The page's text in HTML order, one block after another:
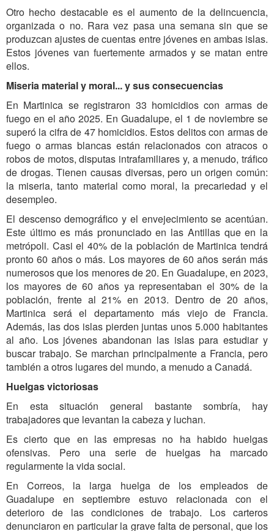
Otro hecho destacable es el aumento de la delincuencia,
organizada o no. Rara vez pasa una semana sin que se
produzcan ajustes de cuentas entre jóvenes en ambas islas.
Estos jóvenes van fuertemente armados y se matan entre
ellos.
Miseria material y moral... y sus consecuencias
En Martinica se registraron 33 homicidios con armas de
fuego en el año 2025. En Guadalupe, el 1 de noviembre se
superó la cifra de 47 homicidios. Estos delitos con armas de
fuego o armas blancas están relacionados con atracos o
robos de motos, disputas intrafamiliares y, a menudo, tráfico
de drogas. Tienen causas diversas, pero un origen común:
la miseria, tanto material como moral, la precariedad y el
desempleo.
El descenso demográfico y el envejecimiento se acentúan.
Este último es más pronunciado en las Antillas que en la
metrópoli. Casi el 40% de la población de Martinica tendrá
pronto 60 años o más. Los mayores de 60 años serán más
numerosos que los menores de 20. En Guadalupe, en 2023,
los mayores de 60 años ya representaban el 30% de la
población, frente al 21% en 2013. Dentro de 20 años,
Martinica será el departamento más viejo de Francia.
Además, las dos islas pierden juntas unos 5.000 habitantes
al año. Los jóvenes abandonan las islas para estudiar y
buscar trabajo. Se marchan principalmente a Francia, pero
también a otros lugares del mundo, a menudo a Canadá.
Huelgas victoriosas
En esta situación general bastante sombría, hay
trabajadores que levantan la cabeza y luchan.
Es cierto que en las empresas no ha habido huelgas
ofensivas. Pero una serie de huelgas ha marcado
regularmente la vida social.
En Correos, la larga huelga de los empleados de
Guadalupe en septiembre estuvo relacionada con el
deterioro de las condiciones de trabajo. Los carteros
denunciaron en particular la grave falta de personal, que los